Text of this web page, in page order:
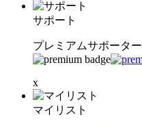
サポート
プレミアムサポーター
x
マイリスト